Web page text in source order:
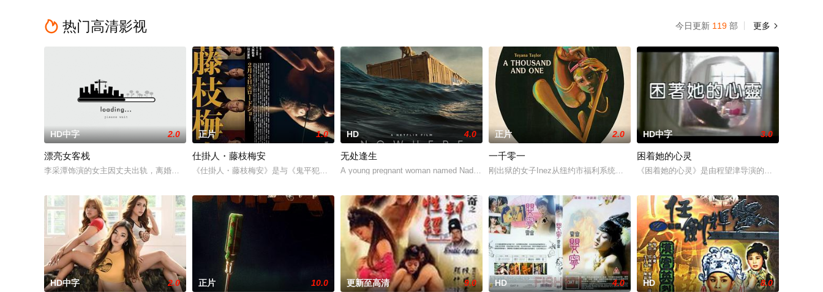
 热门高清影视 更多 
今日更新 119 部
HD中字 2.0
漂亮女客栈
李采潭饰演的女主因丈夫出轨，离婚后寄宿在好姐妹的家里，并没有觉得什么不方便，然而李采潭有一个特点，喝醉酒后容易断片，发生过任何事都会忘记，包括她挑逗勾引好姐妹
正片 1.0
仕掛人・藤枝梅安
《仕掛人・藤枝梅安》是与《鬼平犯科帐》《剑客生涯》齐名的日本时代小说大家池波正太郎三大代表作之一，讲述身兼妙手仁心的针灸医师与冷酷无情的杀手双重身份的藤枝梅安
HD 4.0
无处逢生
A young pregnant woman named Nada escapes from a country at war by hiding in a
正片 2.0
一千零一
刚出狱的女子Inez从纽约市福利系统夺回6岁的儿子，从此两人共同生活，面对生活的风波、真
HD中字 3.0
困着她的心灵
《困着她的心灵》是由程望津导演的台湾电影，演
HD中字 2.0 正片 10.0 更新至高清 9.0 HD 4.0 HD 8.0